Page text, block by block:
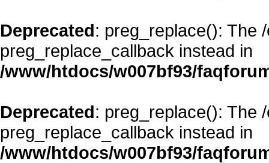
Deprecated: preg_replace(): The
preg_replace_callback instead in
/www/htdocs/w007bf93/
Deprecated: preg_replace(): The
preg_replace_callback instead in
/www/htdocs/w007bf93/